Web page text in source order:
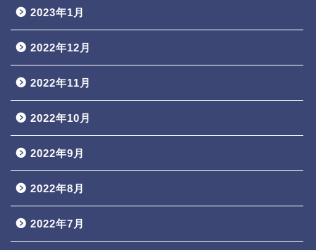
2023年1月
2022年12月
2022年11月
2022年10月
2022年9月
2022年8月
2022年7月